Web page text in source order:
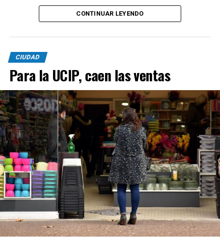
actividades recreativas, productivas y operativas que se
desarrollan en el puerto.CONTINUAR LEYENDO
CIUDAD
Para la UCIP, caen las ventas